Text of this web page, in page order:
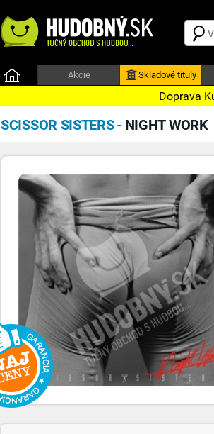
Akcie Skladové tituly
Doprava
SCISSOR SISTERS- NIGHT WORK